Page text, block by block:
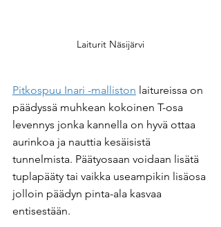
Laiturit Näsijärvi
Pitkospuu Inari -malliston laitureissa on
päädyssä muhkean kokoinen T-osa
levennys jonka kannella on hyvä ottaa
aurinkoa ja nauttia kesäisistä
tunnelmista. Päätyosaan voidaan lisätä
tuplapääty tai vaikka useampikin lisäosa
jolloin päädyn pinta-ala kasvaa
entisestään.